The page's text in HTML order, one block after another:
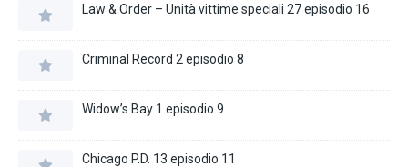
Law & Order – Unità vittime speciali 27 episodio 16
Criminal Record 2 episodio 8
Widow’s Bay 1 episodio 9
Chicago P.D. 13 episodio 11